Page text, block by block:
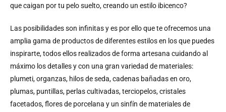
que caigan por tu pelo suelto, creando un estilo ibicenco?
Las posibilidades son infinitas y es por ello que te ofrecemos una
amplia gama de productos de diferentes estilos en los que puedes
inspirarte, todos ellos realizados de forma artesana cuidando al
máximo los detalles y con una gran variedad de materiales:
plumeti, organzas, hilos de seda, cadenas bañadas en oro,
plumas, puntillas, perlas cultivadas, terciopelos, cristales
facetados, flores de porcelana y un sinfín de materiales de